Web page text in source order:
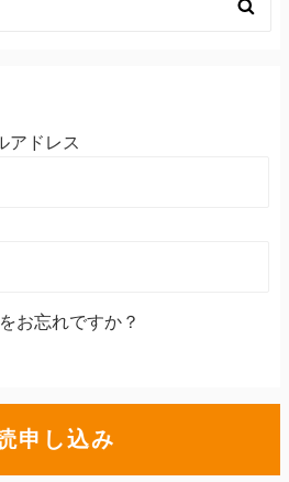
アドレス
お忘れですか？
申し込み